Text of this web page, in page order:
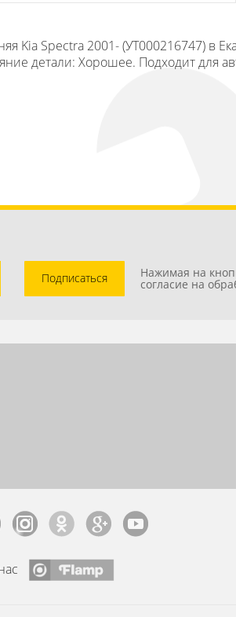
Kia Spectra 2001- (УТ000216747) в
детали: Хорошее. Подходит для
Подписаться Нажимая на
согласие на